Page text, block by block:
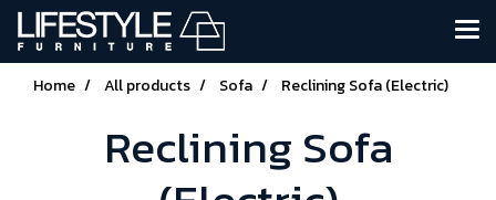
Home All products Sofa Reclining Sofa (Electric)
Reclining Sofa